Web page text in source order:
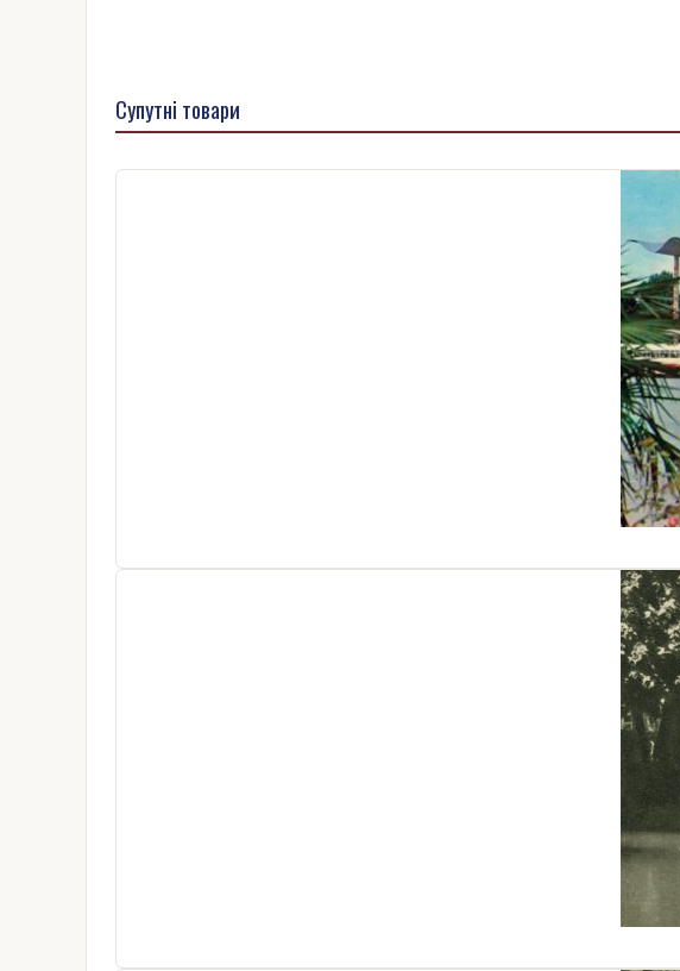
Супутні товари